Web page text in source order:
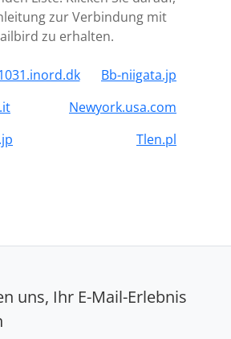
zur Verbindung mit
zu erhalten.
Bb-niigata.jp
Newyork.usa.com
Tlen.pl
uns, Ihr E-Mail-Erlebnis